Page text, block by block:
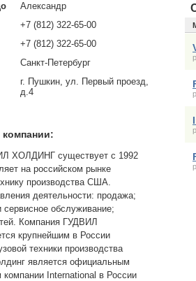
Александр
+7 (812) 322-65-00
+7 (812) 322-65-00
Санкт-Петербург
г. Пушкин, ул. Первый проезд,
д.4
компании:
ХОЛДИНГ существует с 1992
на российском рынке
производства США.
деятельности: продажа;
сервисное обслуживание;
Компания ГУДВИЛ
крупнейшим в России
техники производства
является официальным
компании International в России